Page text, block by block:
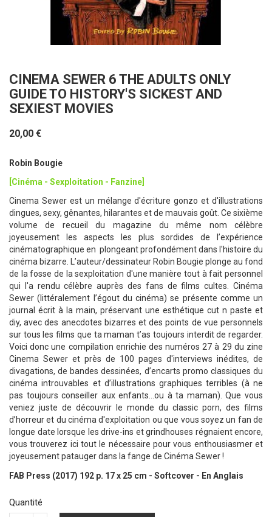
CINEMA SEWER 6 THE ADULTS ONLY
GUIDE TO HISTORY'S SICKEST AND
SEXIEST MOVIES
20,00 €
Robin Bougie
[Cinéma - Sexploitation - Fanzine]
Cinema Sewer est un mélange d'écriture gonzo et d'illustrations
dingues, sexy, gênantes, hilarantes et de mauvais goût. Ce sixième
volume de recueil du magazine du même nom célèbre
joyeusement les aspects les plus sordides de l’expérience
cinématographique en plongeant profondément dans l'histoire du
cinéma bizarre. L’auteur/dessinateur Robin Bougie plonge au fond
de la fosse de la sexploitation d'une manière tout à fait personnel
qui l'a rendu célèbre auprès des fans de films cultes. Cinéma
Sewer (littéralement l’égout du cinéma) se présente comme un
journal écrit à la main, préservant une esthétique cut n paste et
diy, avec des anecdotes bizarres et des points de vue personnels
sur tous les films que ta maman t’as toujours interdit de regarder.
Voici donc une compilation enrichie des numéros 27 à 29 du zine
Cinema Sewer et près de 100 pages d'interviews inédites, de
divagations, de bandes dessinées, d’encarts promo classiques du
cinéma introuvables et d’illustrations graphiques terribles (à ne
pas toujours conseiller aux enfants…ou à ta maman). Que vous
veniez juste de découvrir le monde du classic porn, des films
d’horreur et du cinéma d'exploitation ou que vous soyez un fan de
longue date lorsque les drive-ins et grindhouses régnaient encore,
vous trouverez ici tout le nécessaire pour vous enthousiasmer et
joyeusement patauger dans la fange de Cinéma Sewer !
FAB Press (2017) 192 p. 17 x 25 cm - Softcover - En Anglais
Quantité